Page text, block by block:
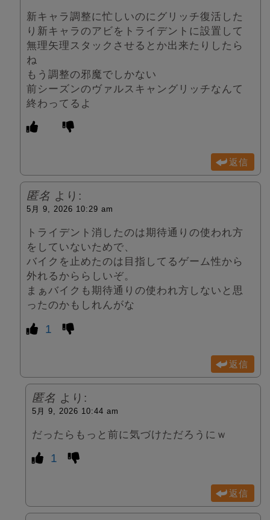
新キャラ調整に忙しいのにグリッチ復活した
り新キャラのアビをトライデントに設置して
無理矢理スタックさせるとか出来たりしたら
ね
もう調整の邪魔でしかない
前シーズンのヴァルスキャングリッチなんて
終わってるよ
返信
匿名 より:
5月 9, 2026 10:29 am
トライデント消したのは期待通りの使われ方
をしていないためで、
バイクを止めたのは目指してるゲーム性から
外れるかららしいぞ。
まぁバイクも期待通りの使われ方しないと思
ったのかもしれんがな
1
返信
匿名 より:
5月 9, 2026 10:44 am
だったらもっと前に気づけただろうにｗ
1
返信